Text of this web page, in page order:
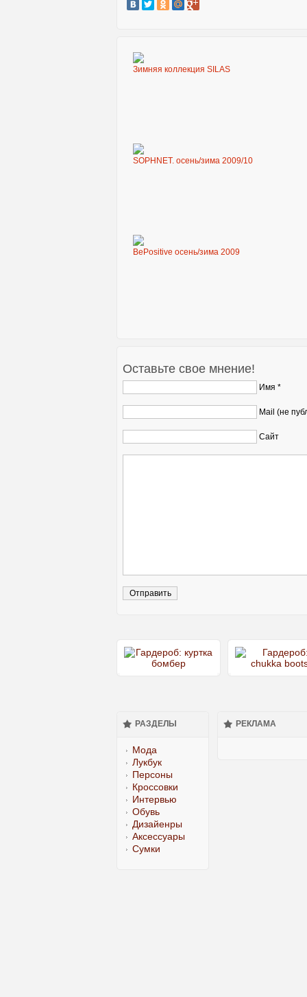
Зимняя коллекция SILAS
SOPHNET. осень/зима 2009/10
BePositive осень/зима 2009
Оставьте свое мнение!
Имя *
Mail (не
Сайт
РАЗДЕЛЫ
Мода
Лукбук
Персоны
Кроссовки
Интервью
Обувь
Дизайенры
Аксессуары
Сумки
РЕКЛАМА